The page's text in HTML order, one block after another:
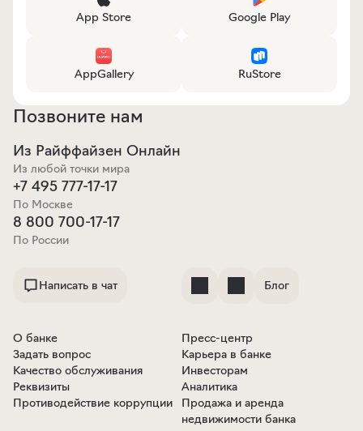
App Store Google Play
AppGallery RuStore
Позвоните нам
Из Райффайзен Онлайн
Из любой точки мира
+7 495 777-17-17
По Москве
8 800 700-17-17
По России
Написать в чат Блог
О банке
Задать вопрос
Качество обслуживания
Реквизиты
Противодействие коррупции
Пресс-центр
Карьера в банке
Инвесторам
Аналитика
Продажа и аренда
недвижимости банка